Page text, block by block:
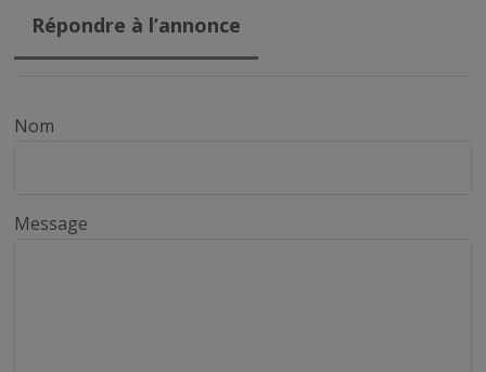
Répondre à l’annonce
Nom
Message